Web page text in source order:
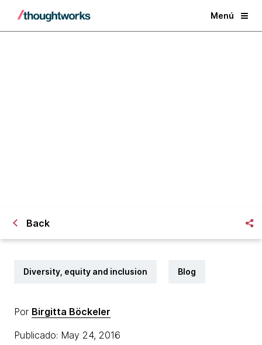
Menú
Back
Diversity, equity and inclusion Blog
Por Birgitta Böckeler
Publicado: May 24, 2016